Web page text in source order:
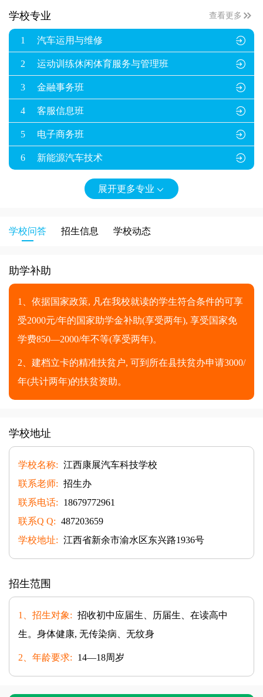
学校专业 查看更多

1 汽车运用与维修

2 运动训练休闲体育服务与管理班

3 金融事务班

4 客服信息班

5 电子商务班

6 新能源汽车技术
展开更多专业 
学校问答 招生信息 学校动态
助学补助
1、依据国家政策, 凡在我校就读的学生符合条件的可享
受2000元/年的国家助学金补助(享受两年), 享受国家免
学费850—2000/年不等(享受两年)。
2、建档立卡的精准扶贫户, 可到所在县扶贫办申请3000/
年(共计两年)的扶贫资助。
学校地址
学校名称: 江西康展汽车科技学校
联系老师: 招生办
联系电话:
18679772961
联系Q Q: 487203659
学校地址: 江西省新余市渝水区东兴路1936号
招生范围
1、招生对象: 招收初中应届生、历届生、在读高中
生。身体健康, 无传染病、无纹身
2、年龄要求: 14—18周岁